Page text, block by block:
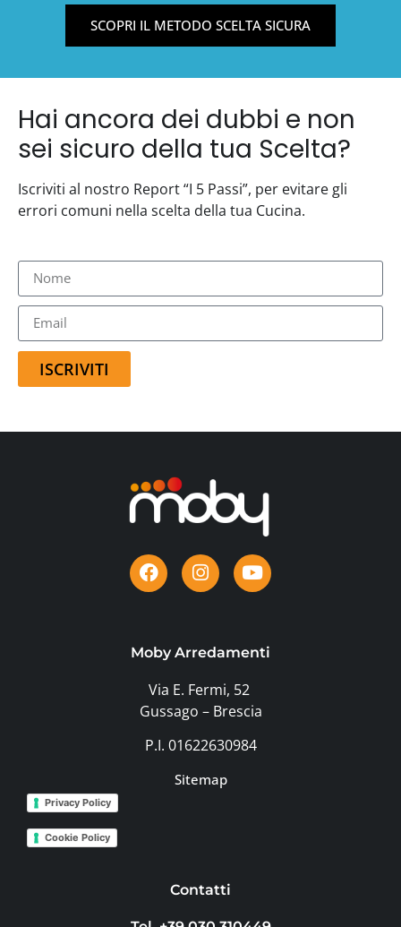
SCOPRI IL METODO SCELTA SICURA
Hai ancora dei dubbi e non
sei sicuro della tua Scelta?
Iscriviti al nostro Report “I 5 Passi”, per evitare gli
errori comuni nella scelta della tua Cucina.
ISCRIVITI
Moby Arredamenti
Via E. Fermi, 52
Gussago – Brescia
P.I. 01622630984
Sitemap
Privacy Policy
Cookie Policy
Contatti